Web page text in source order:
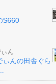
S660
ん
ぃんの田舎ぐら